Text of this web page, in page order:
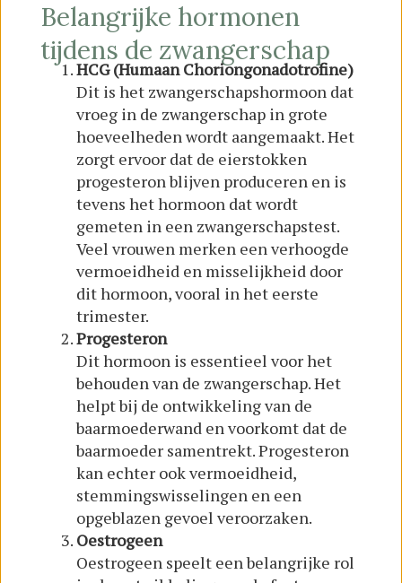
Belangrijke hormonen
tijdens de zwangerschap
HCG (Humaan Choriongonadotrofine)
Dit is het zwangerschapshormoon dat
vroeg in de zwangerschap in grote
hoeveelheden wordt aangemaakt. Het
zorgt ervoor dat de eierstokken
progesteron blijven produceren en is
tevens het hormoon dat wordt
gemeten in een zwangerschapstest.
Veel vrouwen merken een verhoogde
vermoeidheid en misselijkheid door
dit hormoon, vooral in het eerste
trimester.
Progesteron
Dit hormoon is essentieel voor het
behouden van de zwangerschap. Het
helpt bij de ontwikkeling van de
baarmoederwand en voorkomt dat de
baarmoeder samentrekt. Progesteron
kan echter ook vermoeidheid,
stemmingswisselingen en een
opgeblazen gevoel veroorzaken.
Oestrogeen
Oestrogeen speelt een belangrijke rol